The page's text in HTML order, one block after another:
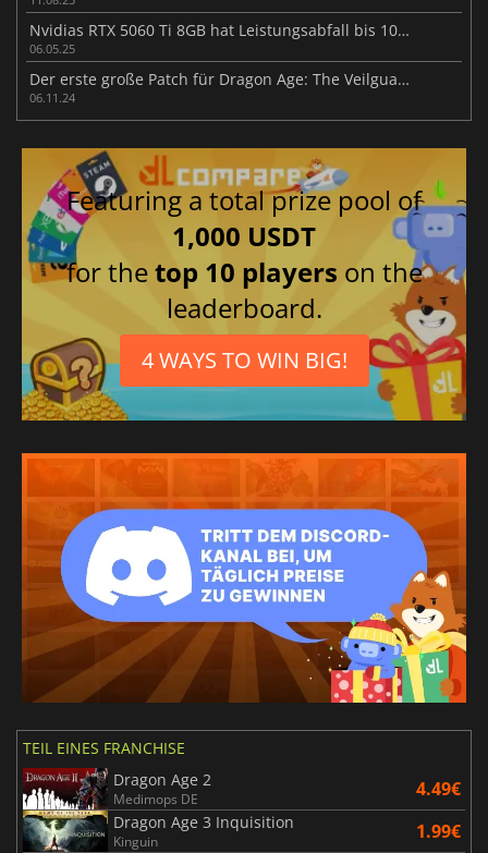
Nvidias RTX 5060 Ti 8GB hat Leistungsabfall bis 10 % mit PCIe 4.0
06.05.25
Der erste große Patch für Dragon Age: The Veilguard ist auf dem Weg
06.11.24
Featuring a total prize pool of
1,000 USDT
for thetop 10 players on the
leaderboard.
4 WAYS TO WIN BIG!
TEIL EINES FRANCHISE
Dragon Age 2
Medimops DE 4.49€
Dragon Age 3 Inquisition
Kinguin 1.99€